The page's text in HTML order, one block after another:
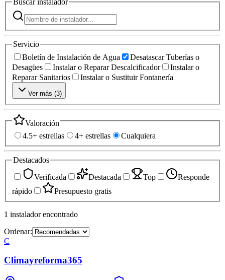
Buscarinstalador
Servicio
Boletín de Instalación de Agua
Desatascar Tuberías o
Desagües
Instalar o Reparar Descalcificador
Instalar o
Reparar Sanitarios
Instalar o Sustituir Fontanería
Ver más (3)
Valoración
4.5+ estrellas
4+ estrellas Cualquiera
Destacados
Verificada
Destacada Top
Responde
rápido
Presupuesto gratis
1 instalador encontrado
Ordenar:
C
Climayreforma365